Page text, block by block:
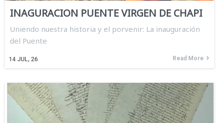
INAGURACION PUENTE VIRGEN DE CHAPI
14 JUL, 26
Uniendo nuestra historia y el porvenir: La inauguración
del Puente
Read More